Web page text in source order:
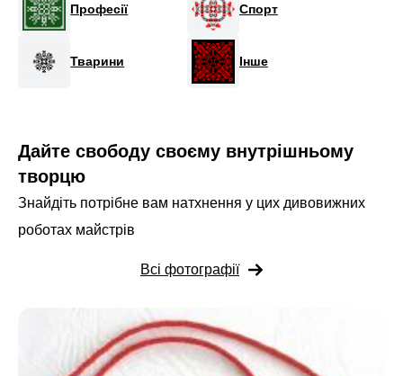
Професії Спорт
Тварини Інше
Дайте свободу своєму внутрішньому
творцю
Знайдіть потрібне вам натхнення у цих дивовижних
роботах майстрів
Всі фотографії